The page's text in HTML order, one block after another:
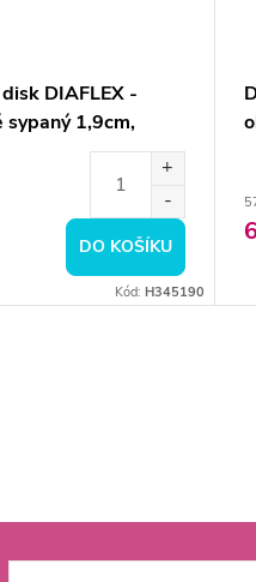
DIAFLEX -
sypaný 1,9cm,
DO KOŠÍKU
Kód: H345190